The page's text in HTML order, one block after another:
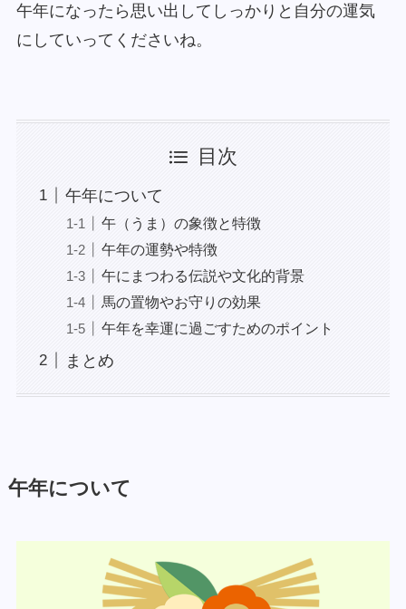
午年になったら思い出してしっかりと自分の運気
にしていってくださいね。
目次
午年について
午（うま）の象徴と特徴
午年の運勢や特徴
午にまつわる伝説や文化的背景
馬の置物やお守りの効果
午年を幸運に過ごすためのポイント
まとめ
午年について